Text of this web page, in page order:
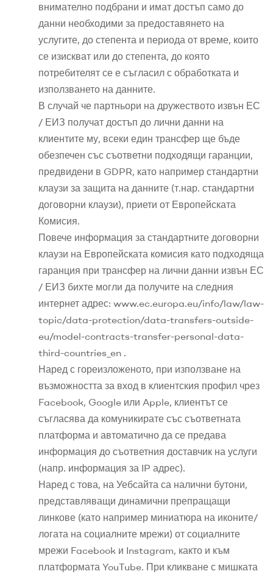
внимателно подбрани и имат достъп само до
данни необходими за предоставянето на
услугите, до степента и периода от време, които
се изискват или до степента, до която
потребителят се е съгласил с обработката и
използването на данните.
В случай че партньори на дружеството извън ЕС
/ ЕИЗ получат достъп до лични данни на
клиентите му, всеки един трансфер ще бъде
обезпечен със съответни подходящи гаранции,
предвидени в GDPR, като например стандартни
клаузи за защита на данните (т.нар. стандартни
договорни клаузи), приети от Европейската
Комисия.
Повече информация за стандартните договорни
клаузи на Европейската комисия като подходяща
гаранция при трансфер на лични данни извън ЕС
/ ЕИЗ бихте могли да получите на следния
интернет адрес: www.ec.europa.eu/info/law/law-
topic/data-protection/data-transfers-outside-
eu/model-contracts-transfer-personal-data-
third-countries_en .
Наред с гореизложеното, при използване на
възможността за вход в клиентския профил чрез
Facebook, Google или Apple, клиентът се
съгласява да комуникирате със съответната
платформа и автоматично да се предава
информация до съответния доставчик на услуги
(напр. информация за IP адрес).
Наред с това, на Уебсайта са налични бутони,
представляващи динамични препращащи
линкове (като например миниатюра на иконите/
логата на социалните мрежи) от социалните
мрежи Facebook и Instagram, както и към
платформата YouTube. При кликване с мишката